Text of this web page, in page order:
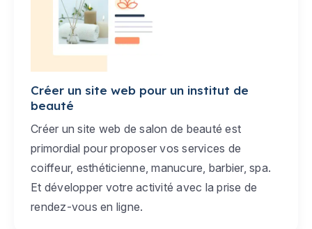
Créer un site web pour un institut de
beauté
Créer un site web de salon de beauté est
primordial pour proposer vos services de
coiffeur, esthéticienne, manucure, barbier, spa.
Et développer votre activité avec la prise de
rendez-vous en ligne.